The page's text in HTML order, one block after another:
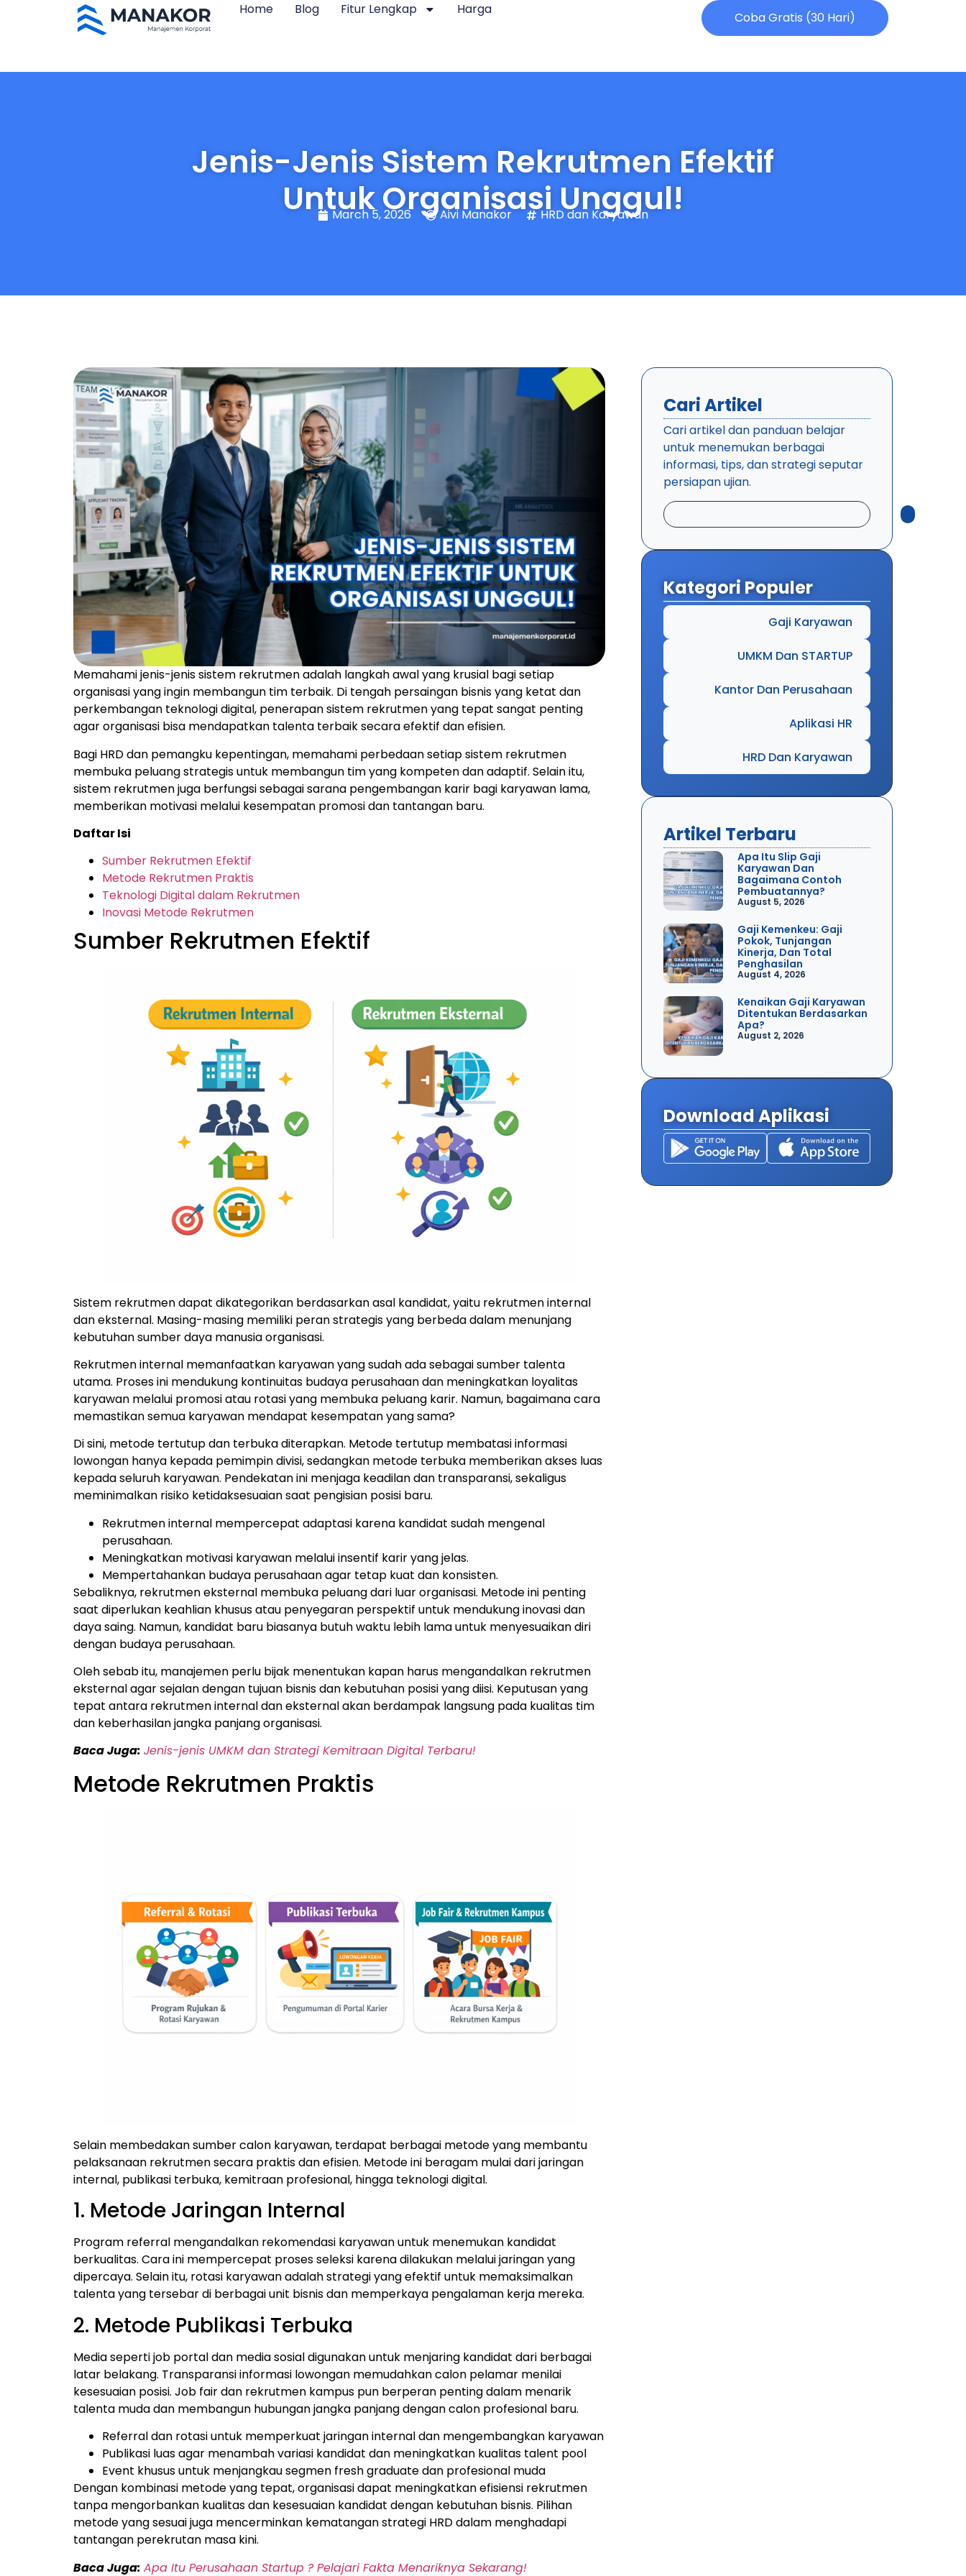
Home Blog Fitur Lengkap Harga
Coba Gratis (30 Hari)
Jenis-Jenis Sistem Rekrutmen Efektif
Untuk Organisasi Unggul!
March 5, 2026 Aivi Manakor HRD dan Karyawan
Memahami jenis-jenis sistem rekrutmen adalah langkah awal yang krusial bagi setiap
organisasi yang ingin membangun tim terbaik. Di tengah persaingan bisnis yang ketat dan
perkembangan teknologi digital, penerapan sistem rekrutmen yang tepat sangat penting
agar organisasi bisa mendapatkan talenta terbaik secara efektif dan efisien.
Bagi HRD dan pemangku kepentingan, memahami perbedaan setiap sistem rekrutmen
membuka peluang strategis untuk membangun tim yang kompeten dan adaptif. Selain itu,
sistem rekrutmen juga berfungsi sebagai sarana pengembangan karir bagi karyawan lama,
memberikan motivasi melalui kesempatan promosi dan tantangan baru.
Daftar Isi
Sumber Rekrutmen Efektif
Metode Rekrutmen Praktis
Teknologi Digital dalam Rekrutmen
Inovasi Metode Rekrutmen
Sumber Rekrutmen Efektif
Sistem rekrutmen dapat dikategorikan berdasarkan asal kandidat, yaitu rekrutmen internal
dan eksternal. Masing-masing memiliki peran strategis yang berbeda dalam menunjang
kebutuhan sumber daya manusia organisasi.
Rekrutmen internal memanfaatkan karyawan yang sudah ada sebagai sumber talenta
utama. Proses ini mendukung kontinuitas budaya perusahaan dan meningkatkan loyalitas
karyawan melalui promosi atau rotasi yang membuka peluang karir. Namun, bagaimana cara
memastikan semua karyawan mendapat kesempatan yang sama?
Di sini, metode tertutup dan terbuka diterapkan. Metode tertutup membatasi informasi
lowongan hanya kepada pemimpin divisi, sedangkan metode terbuka memberikan akses luas
kepada seluruh karyawan. Pendekatan ini menjaga keadilan dan transparansi, sekaligus
meminimalkan risiko ketidaksesuaian saat pengisian posisi baru.
Rekrutmen internal mempercepat adaptasi karena kandidat sudah mengenal
perusahaan.
Meningkatkan motivasi karyawan melalui insentif karir yang jelas.
Mempertahankan budaya perusahaan agar tetap kuat dan konsisten.
Sebaliknya, rekrutmen eksternal membuka peluang dari luar organisasi. Metode ini penting
saat diperlukan keahlian khusus atau penyegaran perspektif untuk mendukung inovasi dan
daya saing. Namun, kandidat baru biasanya butuh waktu lebih lama untuk menyesuaikan diri
dengan budaya perusahaan.
Oleh sebab itu, manajemen perlu bijak menentukan kapan harus mengandalkan rekrutmen
eksternal agar sejalan dengan tujuan bisnis dan kebutuhan posisi yang diisi. Keputusan yang
tepat antara rekrutmen internal dan eksternal akan berdampak langsung pada kualitas tim
dan keberhasilan jangka panjang organisasi.
Baca Juga: Jenis-jenis UMKM dan Strategi Kemitraan Digital Terbaru!
Metode Rekrutmen Praktis
Selain membedakan sumber calon karyawan, terdapat berbagai metode yang membantu
pelaksanaan rekrutmen secara praktis dan efisien. Metode ini beragam mulai dari jaringan
internal, publikasi terbuka, kemitraan profesional, hingga teknologi digital.
1. Metode Jaringan Internal
Program referral mengandalkan rekomendasi karyawan untuk menemukan kandidat
berkualitas. Cara ini mempercepat proses seleksi karena dilakukan melalui jaringan yang
dipercaya. Selain itu, rotasi karyawan adalah strategi yang efektif untuk memaksimalkan
talenta yang tersebar di berbagai unit bisnis dan memperkaya pengalaman kerja mereka.
2. Metode Publikasi Terbuka
Media seperti job portal dan media sosial digunakan untuk menjaring kandidat dari berbagai
latar belakang. Transparansi informasi lowongan memudahkan calon pelamar menilai
kesesuaian posisi. Job fair dan rekrutmen kampus pun berperan penting dalam menarik
talenta muda dan membangun hubungan jangka panjang dengan calon profesional baru.
Referral dan rotasi untuk memperkuat jaringan internal dan mengembangkan karyawan
Publikasi luas agar menambah variasi kandidat dan meningkatkan kualitas talent pool
Event khusus untuk menjangkau segmen fresh graduate dan profesional muda
Dengan kombinasi metode yang tepat, organisasi dapat meningkatkan efisiensi rekrutmen
tanpa mengorbankan kualitas dan kesesuaian kandidat dengan kebutuhan bisnis. Pilihan
metode yang sesuai juga mencerminkan kematangan strategi HRD dalam menghadapi
tantangan perekrutan masa kini.
Baca Juga: Apa Itu Perusahaan Startup ? Pelajari Fakta Menariknya Sekarang!
Cari Artikel
Cari artikel dan panduan belajar
untuk menemukan berbagai
informasi, tips, dan strategi seputar
persiapan ujian.
Kategori Populer
Gaji Karyawan
UMKM Dan STARTUP
Kantor Dan Perusahaan
Aplikasi HR
HRD Dan Karyawan
Artikel Terbaru
Apa Itu Slip Gaji
Karyawan Dan
Bagaimana Contoh
Pembuatannya?
August 5, 2026
Gaji Kemenkeu: Gaji
Pokok, Tunjangan
Kinerja, Dan Total
Penghasilan
August 4, 2026
Kenaikan Gaji Karyawan
Ditentukan Berdasarkan
Apa?
August 2, 2026
Download Aplikasi